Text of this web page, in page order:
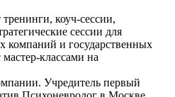
коуч-сессии,
сессии для
компаний и государственных
классами на
Учредитель первый